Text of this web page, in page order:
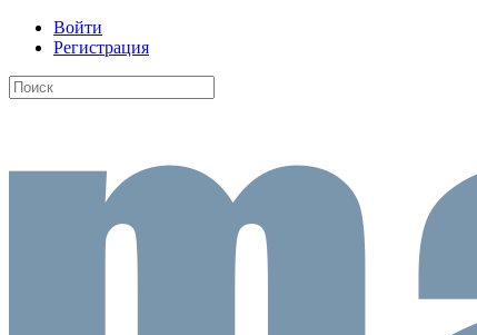
Войти
Регистрация